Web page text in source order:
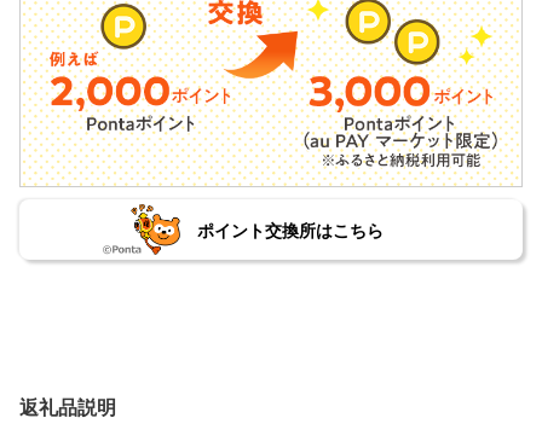
ポイント交換所はこちら
返礼品説明